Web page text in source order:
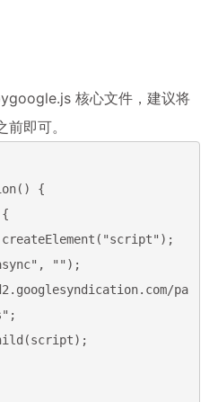
核心文件，建议将
即可。
{
{
"");
pa